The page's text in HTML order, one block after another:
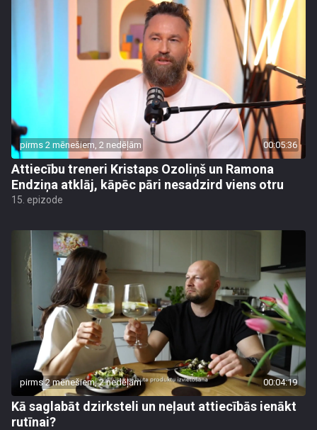
pirms 2 mēnešiem, 2 nedēļām 00:05:36
Attiecību treneri Kristaps Ozoliņš un Ramona
Endziņa atklāj, kāpēc pāri nesadzird viens otru
15. epizode
pirms 2 mēnešiem, 2 nedēļām 00:04:19
Kā saglabāt dzirksteli un neļaut attiecībās ienākt
rutīnai?